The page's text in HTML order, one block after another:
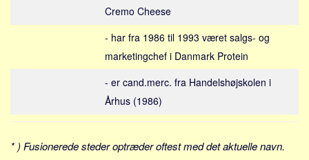
Køb og salg
Statistik
Cremo Cheese
- har fra 1986 til 1993 været salgs- og
marketingchef i Danmark Protein
- er cand.merc. fra Handelshøjskolen i
Århus (1986)
* ) Fusionerede steder optræder oftest med det aktuelle navn.